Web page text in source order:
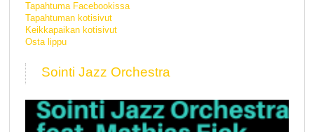
Tapahtuma Facebookissa
Tapahtuman kotisivut
Keikkapaikan kotisivut
Osta lippu
Sointi Jazz Orchestra